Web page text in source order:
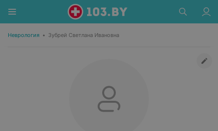
Неврология • Зубрей Светлана Ивановна